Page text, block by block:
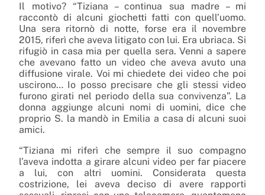
Il motivo? “Tiziana – continua sua madre – mi
raccontò di alcuni giochetti fatti con quell’uomo.
Una sera ritornò di notte, forse era il novembre
2015, riferì che aveva litigato con lui. Era ubriaca. Si
rifugiò in casa mia per quella sera. Venni a sapere
che avevano fatto un video che aveva avuto una
diffusione virale. Voi mi chiedete dei video che poi
uscirono… Io posso precisare che gli stessi video
furono girati nel periodo della sua convivenza”. La
donna aggiunge alcuni nomi di uomini, dice che
proprio S. la mandò in Emilia a casa di alcuni suoi
amici.
“Tiziana mi riferì che sempre il suo compagno
l’aveva indotta a girare alcuni video per far piacere
a lui, con altri uomini. Considerata questa
costrizione, lei aveva deciso di avere rapporti